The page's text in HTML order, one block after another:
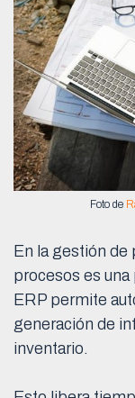
Foto de
En la gestión
procesos es una
ERP permite
generación de
inventario.